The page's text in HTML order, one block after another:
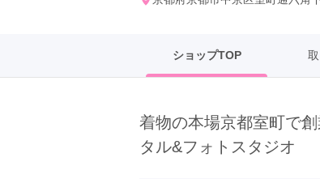
大阪府(307)
兵庫県
香川県(44)
ショップTOP
着物の本場京都室町で
タル&フォトスタジオ